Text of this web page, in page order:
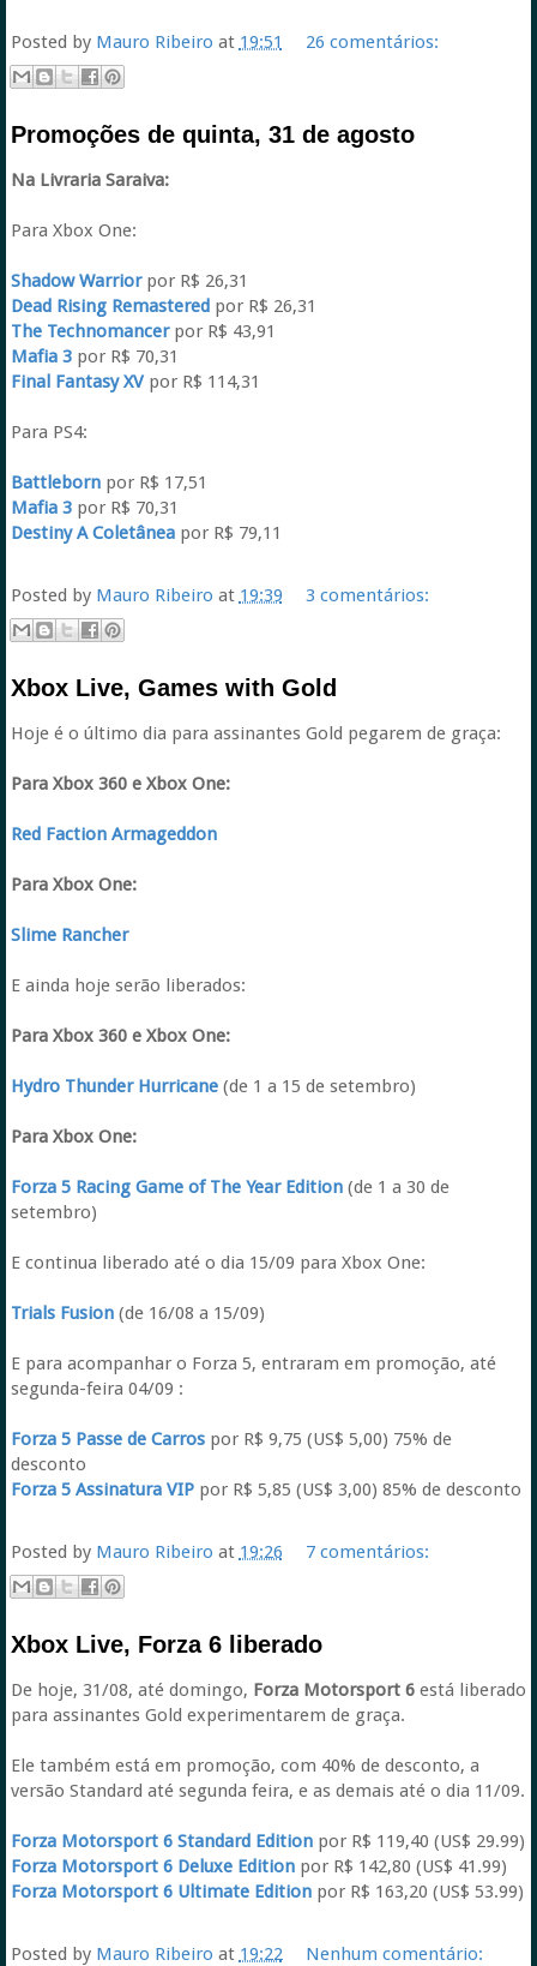
Posted by Mauro Ribeiro at 19:51 26 comentários:
Promoções de quinta, 31 de agosto
Na Livraria Saraiva:
Para Xbox One:
Shadow Warrior por R$ 26,31
Dead Rising Remastered por R$ 26,31
The Technomancerpor R$ 43,91
Mafia 3por R$ 70,31
Final Fantasy XV por R$ 114,31
Para PS4:
Battlebornpor R$ 17,51
Mafia 3por R$ 70,31
Destiny A Coletâneapor R$ 79,11
Posted by Mauro Ribeiro at 19:39 3 comentários:
Xbox Live, Games with Gold
Hoje é o último dia para assinantes Gold pegarem de graça:
Para Xbox 360 e Xbox One:
Red Faction Armageddon
Para Xbox One:
Slime Rancher
E ainda hoje serão liberados:
Para Xbox 360 e Xbox One:
Hydro Thunder Hurricane(de 1 a 15 de setembro)
Para Xbox One:
Forza 5 Racing Game of The Year Edition(de 1 a 30 de
setembro)
E continua liberado até o dia 15/09 para Xbox One:
Trials Fusion(de 16/08 a 15/09)
E para acompanhar o Forza 5, entraram em promoção, até
segunda-feira 04/09 :
Forza 5 Passe de Carros por R$ 9,75 (US$ 5,00) 75% de
desconto
Forza 5 Assinatura VIP por R$ 5,85 (US$ 3,00) 85% de desconto
Posted by Mauro Ribeiro at 19:26 7 comentários:
Xbox Live, Forza 6 liberado
De hoje, 31/08, até domingo, Forza Motorsport 6 está liberado
para assinantes Gold experimentarem de graça.
Ele também está em promoção, com 40% de desconto, a
versão Standard até segunda feira, e as demais até o dia 11/09.
Forza Motorsport 6 Standard Edition por R$ 119,40 (US$ 29.99)
Forza Motorsport 6 Deluxe Edition por R$ 142,80 (US$ 41.99)
Forza Motorsport 6 Ultimate Editionpor R$ 163,20 (US$ 53.99)
Posted by Mauro Ribeiro at 19:22 Nenhum comentário: